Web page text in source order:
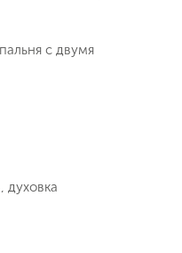
с двумя
духовка